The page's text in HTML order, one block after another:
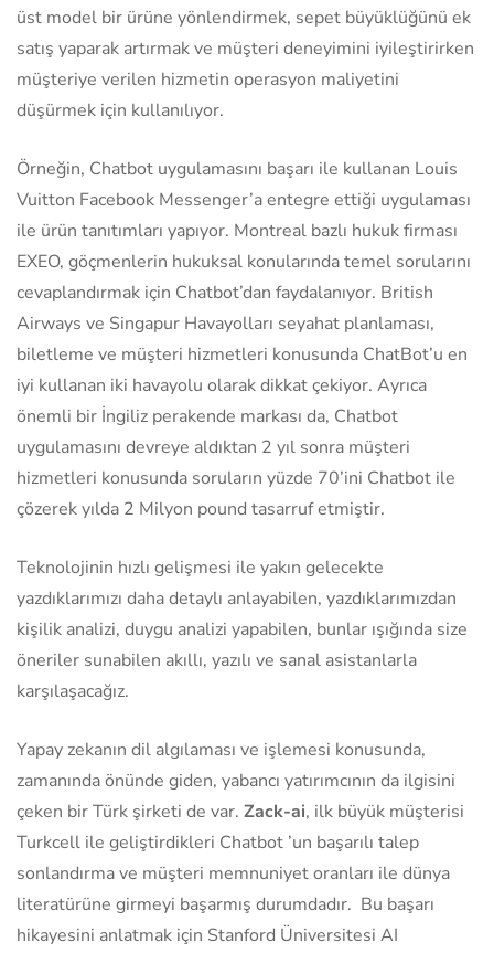
üst model bir ürüne yönlendirmek, sepet büyüklüğünü ek
satış yaparak artırmak ve müşteri deneyimini iyileştirirken
müşteriye verilen hizmetin operasyon maliyetini
düşürmek için kullanılıyor.
Örneğin, Chatbot uygulamasını başarı ile kullanan Louis
Vuitton Facebook Messenger’a entegre ettiği uygulaması
ile ürün tanıtımları yapıyor. Montreal bazlı hukuk firması
EXEO, göçmenlerin hukuksal konularında temel sorularını
cevaplandırmak için Chatbot’dan faydalanıyor. British
Airways ve Singapur Havayolları seyahat planlaması,
biletleme ve müşteri hizmetleri konusunda ChatBot’u en
iyi kullanan iki havayolu olarak dikkat çekiyor. Ayrıca
önemli bir İngiliz perakende markası da, Chatbot
uygulamasını devreye aldıktan 2 yıl sonra müşteri
hizmetleri konusunda soruların yüzde 70’ini Chatbot ile
çözerek yılda 2 Milyon pound tasarruf etmiştir.
Teknolojinin hızlı gelişmesi ile yakın gelecekte
yazdıklarımızı daha detaylı anlayabilen, yazdıklarımızdan
kişilik analizi, duygu analizi yapabilen, bunlar ışığında size
öneriler sunabilen akıllı, yazılı ve sanal asistanlarla
karşılaşacağız.
Yapay zekanın dil algılaması ve işlemesi konusunda,
zamanında önünde giden, yabancı yatırımcının da ilgisini
çeken bir Türk şirketi de var. Zack-ai, ilk büyük müşterisi
Turkcell ile geliştirdikleri Chatbot ’un başarılı talep
sonlandırma ve müşteri memnuniyet oranları ile dünya
literatürüne girmeyi başarmış durumdadır. Bu başarı
hikayesini anlatmak için Stanford Üniversitesi AI